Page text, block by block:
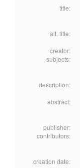
title:
alt. title:
creator:
subjects:
description:
abstract:
publisher:
contributors:
creation date: